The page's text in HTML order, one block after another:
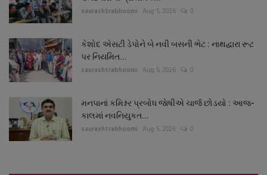
saurashtrabhoomi Aug 5, 2026 0
કેશોદ એસટી ડેપોને બે નવી બસની ભેટ : નાથદ્વારા રૂટ
પર નિયમિત...
saurashtrabhoomi Aug 5, 2026 0
મનપાનાં કમિશ્નર પ્રબોધ જાેષીએ ચાર્જ છોડયો : આજ-
કાલમાં નવનિયુકત...
saurashtrabhoomi Aug 5, 2026 0